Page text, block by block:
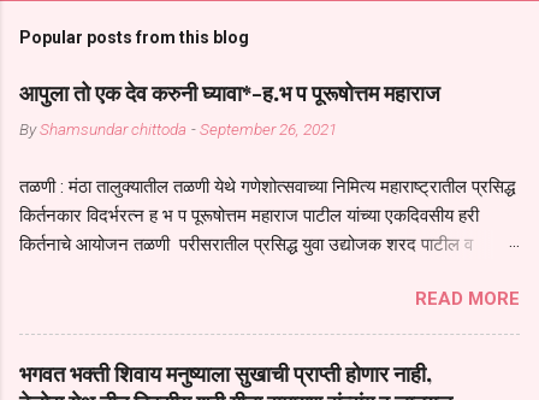
Popular posts from this blog
आपुला तो एक देव करुनी घ्यावा*-ह.भ प पूरूषोत्तम महाराज
ByShamsundar chittoda -September 26, 2021
तळणी : मंठा तालुक्यातील तळणी येथे गणेशोत्सवाच्या निमित्य महाराष्ट्रातील प्रसिद्ध
किर्तनकार विदर्भरत्न ह भ प पूरूषोत्तम महाराज पाटील यांच्या एकदिवसीय हरी
किर्तनाचे आयोजन तळणी परीसरातील प्रसिद्ध युवा उद्योजक शरद पाटील व
तुकाराम महाराज यांच्या *आपुला तो एक देव करुनी घ्यावा* *तेणे विन जिवा सुख
नोहे* *येरती माईक दुःखाची जनीती* *नाही आदी अंती अवसान* या अभंगावर
सुंदर निरूपण केले सध्य स्थितीचा काळ हा मानव जातीच्या परीक्षेचा काळ आहे
धर्ममंडपात बसलेली लोक ही खरच भाग्यवान आहेत कोरोना सारख्या महामारीत आपंण
READ MORE
भगवत भक्ती शिवाय मनुष्याला सुखाची प्राप्ती होणार नाही,